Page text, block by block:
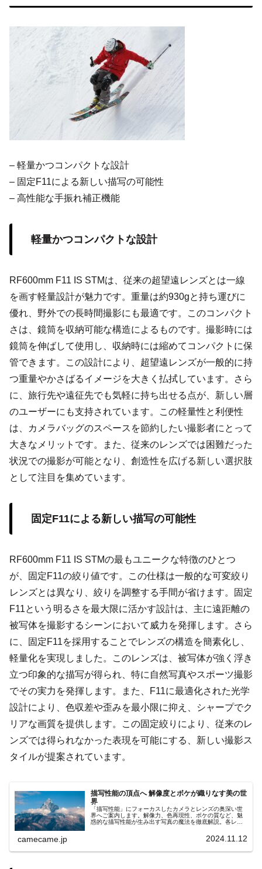
– 軽量かつコンパクトな設計
– 固定F11による新しい描写の可能性
– 高性能な手振れ補正機能
軽量かつコンパクトな設計
RF600mm F11 IS STMは、従来の超望遠レンズとは一線
を画す軽量設計が魅力です。重量は約930gと持ち運びに
優れ、野外での長時間撮影にも最適です。このコンパクト
さは、鏡筒を収納可能な構造によるものです。撮影時には
鏡筒を伸ばして使用し、収納時には縮めてコンパクトに保
管できます。この設計により、超望遠レンズが一般的に持
つ重量やかさばるイメージを大きく払拭しています。さら
に、旅行先や遠征先でも気軽に持ち出せる点が、新しい層
のユーザーにも支持されています。この軽量性と利便性
は、カメラバッグのスペースを節約したい撮影者にとって
大きなメリットです。また、従来のレンズでは困難だった
状況での撮影が可能となり、創造性を広げる新しい選択肢
として注目を集めています。
固定F11による新しい描写の可能性
RF600mm F11 IS STMの最もユニークな特徴のひとつ
が、固定F11の絞り値です。この仕様は一般的な可変絞り
レンズとは異なり、絞りを調整する手間が省けます。固定
F11という明るさを最大限に活かす設計は、主に遠距離の
被写体を撮影するシーンにおいて威力を発揮します。さら
に、固定F11を採用することでレンズの構造を簡素化し、
軽量化を実現しました。このレンズは、被写体が強く浮き
立つ印象的な描写が得られ、特に自然写真やスポーツ撮影
でその実力を発揮します。また、F11に最適化された光学
設計により、色収差や歪みを最小限に抑え、シャープでク
リアな画質を提供します。この固定絞りにより、従来のレ
ンズでは得られなかった表現を可能にする、新しい撮影ス
タイルが提案されています。
描写性能の頂点へ 解像度とボケが織りなす美の世
界
「描写性能」にフォーカスしたカメラとレンズの奥深い世
界へご案内します。解像力、色再現性、ボケの質など、魅
惑的な描写性能が生み出す写真の魔法を徹底解説。各レン
するための知識を深めましょう。撮影者が求める透明感や
奥行き感を実現するための描写性能の秘密に迫り、あらゆ
camecame.jp 2024.11.12